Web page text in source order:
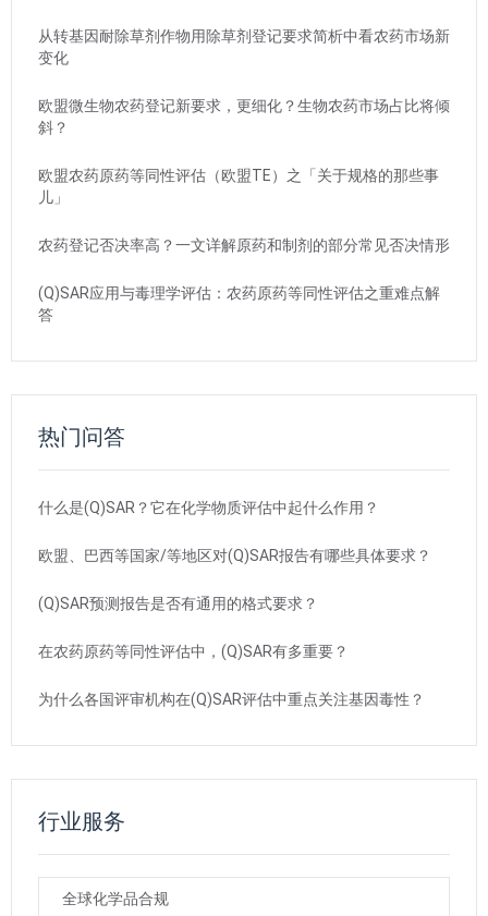
从转基因耐除草剂作物用除草剂登记要求简析中看农药市场新
变化
欧盟微生物农药登记新要求，更细化？生物农药市场占比将倾
斜？
欧盟农药原药等同性评估（欧盟TE）之「关于规格的那些事
儿」
农药登记否决率高？一文详解原药和制剂的部分常见否决情形
(Q)SAR应用与毒理学评估：农药原药等同性评估之重难点解
答
热门问答
什么是(Q)SAR？它在化学物质评估中起什么作用？
欧盟、巴西等国家/等地区对(Q)SAR报告有哪些具体要求？
(Q)SAR预测报告是否有通用的格式要求？
在农药原药等同性评估中，(Q)SAR有多重要？
为什么各国评审机构在(Q)SAR评估中重点关注基因毒性？
行业服务
全球化学品合规